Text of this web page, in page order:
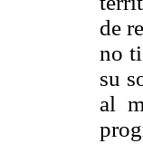
de
no
su
al